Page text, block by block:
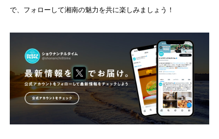
で、フォローして湘南の魅力を共に楽しみましょう！